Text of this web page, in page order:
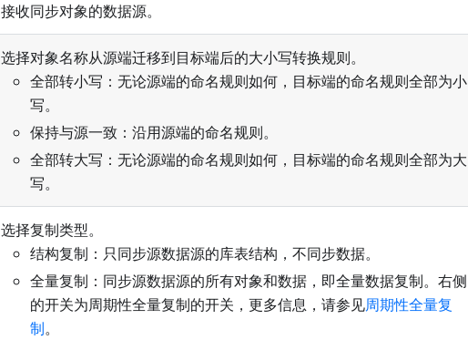
接收同步对象的数据源。
选择对象名称从源端迁移到目标端后的大小写转换规则。
全部转小写：无论源端的命名规则如何，目标端的命名规则全部为小
写。
保持与源一致：沿用源端的命名规则。
全部转大写：无论源端的命名规则如何，目标端的命名规则全部为大
写。
选择复制类型。
结构复制：只同步源数据源的库表结构，不同步数据。
全量复制：同步源数据源的所有对象和数据，即全量数据复制。右侧
的开关为周期性全量复制的开关，更多信息，请参见周期性全量复
制。